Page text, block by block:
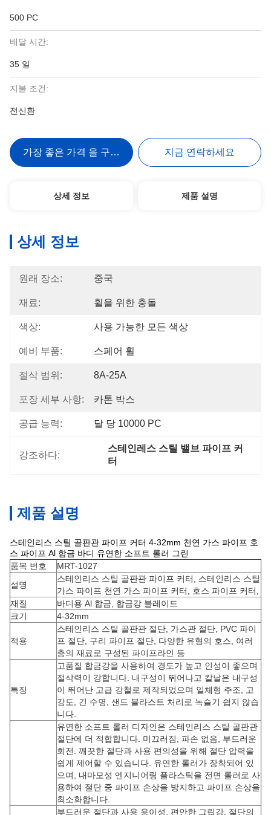
500 PC
배달 시간:
35 일
지불 조건:
전신환
가장 좋은 가격 을 구하라 지금 연락하세요
상세 정보 제품 설명
상세 정보
원래 장소: 중국
재료: 휠을 위한 충돌
색상: 사용 가능한 모든 색상
예비 부품: 스페어 휠
절삭 범위: 8A-25A
포장 세부 사항: 카톤 박스
공급 능력: 달 당 10000 PC
강조하다:
스테인레스 스틸 밸브 파이프 커
터
제품 설명
스테인리스 스틸 골판관 파이프 커터 4-32mm 천연 가스 파이프 호
스 파이프 Al 합금 바디 유연한 소프트 롤러 그린
품목 번호
MRT-1027
설명
스테인리스 스틸 골판관 파이프 커터, 스테인리스 스틸
가스 파이프 천연 가스 파이프 커터, 호스 파이프 커터,
재질
바디용 Al 합금, 합금강 블레이드
크기
4-32mm
적용
스테인리스 스틸 골판관 절단, 가스관 절단, PVC 파이
프 절단, 구리 파이프 절단, 다양한 유형의 호스, 여러
층의 재료로 구성된 파이프라인 등
특징
고품질 합금강을 사용하여 경도가 높고 인성이 좋으며
절삭력이 강합니다. 내구성이 뛰어나고 칼날은 내구성
이 뛰어난 고급 강철로 제작되었으며 일체형 주조, 고
강도, 긴 수명, 샌드 블라스트 처리로 녹슬기 쉽지 않습
니다.
유연한 소프트 롤러 디자인은 스테인리스 스틸 골판관
절단에 더 적합합니다. 미끄러짐, 파손 없음, 부드러운
회전. 깨끗한 절단과 사용 편의성을 위해 절단 압력을
쉽게 제어할 수 있습니다. 유연한 롤러가 장착되어 있
으며, 내마모성 엔지니어링 플라스틱을 전면 롤러로 사
용하여 절단 중 파이프 손상을 방지하고 파이프 손상을
최소화합니다.
부드러운 절단과 사용 용이성, 편안한 그립감, 절단의